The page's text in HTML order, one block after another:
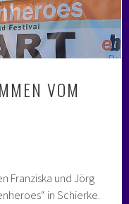
VOM
Franziska und Jörg
in Schierke.